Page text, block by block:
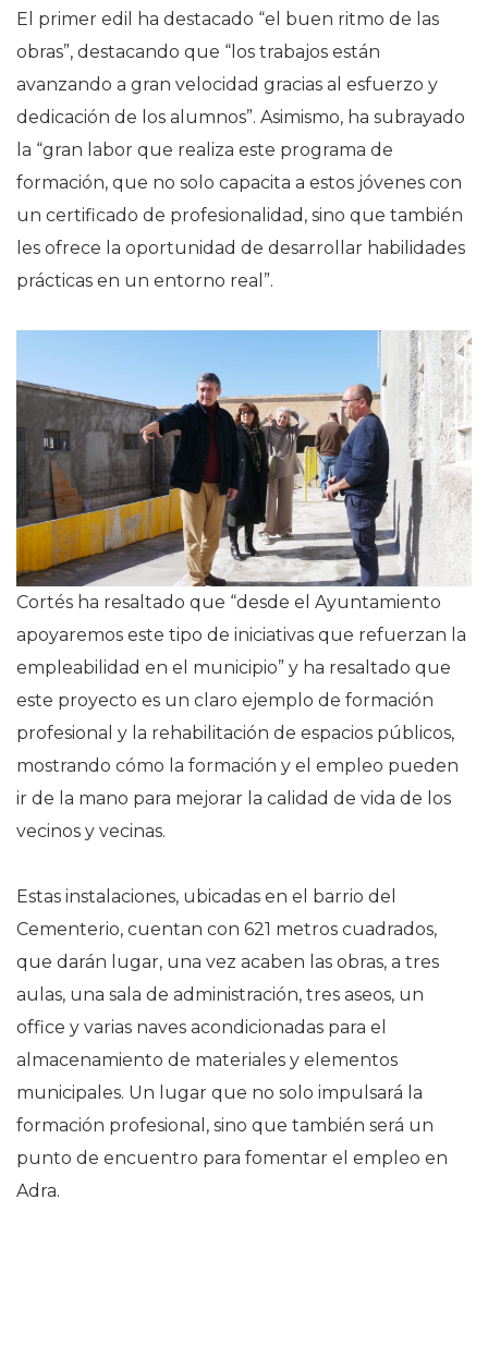
El primer edil ha destacado “el buen ritmo de las
obras”, destacando que “los trabajos están
avanzando a gran velocidad gracias al esfuerzo y
dedicación de los alumnos”. Asimismo, ha subrayado
la “gran labor que realiza este programa de
formación, que no solo capacita a estos jóvenes con
un certificado de profesionalidad, sino que también
les ofrece la oportunidad de desarrollar habilidades
prácticas en un entorno real”.
Cortés ha resaltado que “desde el Ayuntamiento
apoyaremos este tipo de iniciativas que refuerzan la
empleabilidad en el municipio” y ha resaltado que
este proyecto es un claro ejemplo de formación
profesional y la rehabilitación de espacios públicos,
mostrando cómo la formación y el empleo pueden
ir de la mano para mejorar la calidad de vida de los
vecinos y vecinas.
Estas instalaciones, ubicadas en el barrio del
Cementerio, cuentan con 621 metros cuadrados,
que darán lugar, una vez acaben las obras, a tres
aulas, una sala de administración, tres aseos, un
office y varias naves acondicionadas para el
almacenamiento de materiales y elementos
municipales. Un lugar que no solo impulsará la
formación profesional, sino que también será un
punto de encuentro para fomentar el empleo en
Adra.